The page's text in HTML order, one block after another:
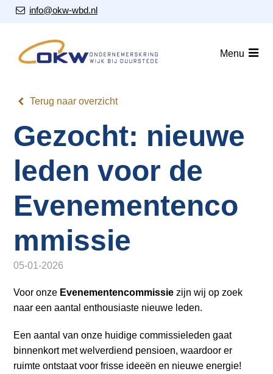
u
t
n
a
i
g
a
Our Email Address:
info@okw-wbd.nl
Menu
Terug naar overzicht
Gezocht: nieuwe
leden voor de
Evenementenco
mmissie
05-01-2026
Voor onze Evenementencommissie zijn wij op zoek
naar een aantal enthousiaste nieuwe leden.
Een aantal van onze huidige commissieleden gaat
binnenkort met welverdiend pensioen, waardoor er
ruimte ontstaat voor frisse ideeën en nieuwe energie!
Agenda
Over ons
Nieuwsbrieven
Lid worden
Contact